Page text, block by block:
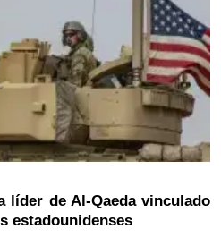
líder de Al-Qaeda vinculado
estadounidenses